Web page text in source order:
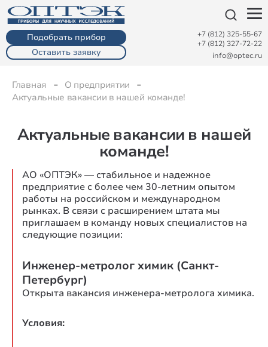
Подобрать прибор
Оставить заявку
+7 (812) 325-55-67
info@optec.ru
+7 (812) 327-72-22
Главная
О предприятии
Актуальные вакансии в нашей команде!
Актуальные вакансии в нашей
команде!
АО «ОПТЭК» — стабильное и надежное
предприятие с более чем 30-летним опытом
работы на российском и международном
рынках. В связи с расширением штата мы
приглашаем в команду новых специалистов на
следующие позиции:
Инженер-метролог химик (Санкт-
Петербург)
Открыта вакансия инженера-метролога химика.
Условия: